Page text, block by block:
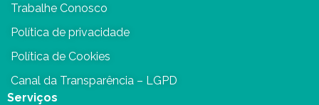
Trabalhe Conosco
Política de privacidade
Política de Cookies
Canal da Transparência – LGPD
Serviços